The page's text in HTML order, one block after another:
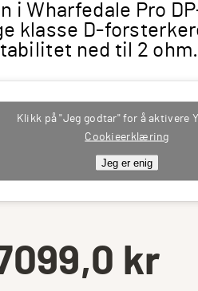
i Wharfedale Pro
klasse D-
ned til 2 ohm.
Klikk på "Jeg godtar" for å aktivere
Cookieerklæring
Jeg er enig
kr